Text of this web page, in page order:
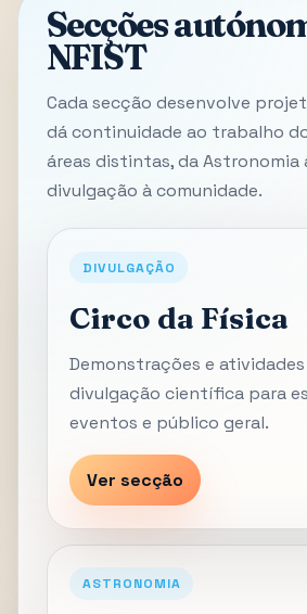
Secções
NFIST
Cada secção desenvolve
dá continuidade ao trabalho
áreas distintas, da Astronomia
divulgação à comunidade.
DIVULGAÇÃO
Circo da Física
Demonstrações e
divulgação científica para
eventos e público geral.
Ver secção
ASTRONOMIA